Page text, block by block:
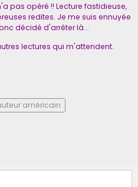
pas opéré !! Lecture fastidieuse,
redites. Je me suis ennuyée
décidé d'arrêter là...
lectures qui m'attendent.
américain